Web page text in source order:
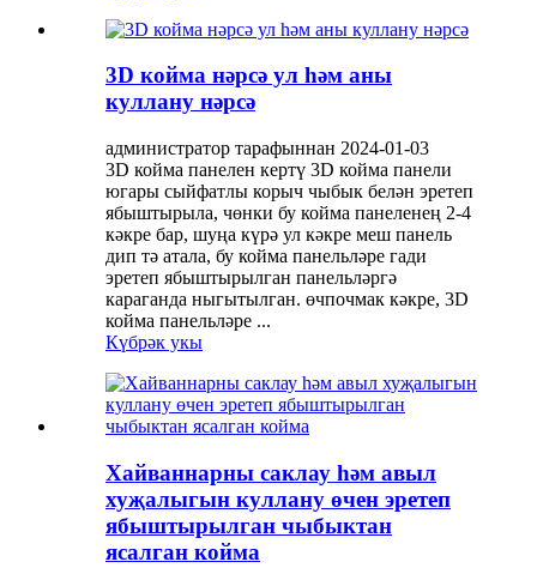
3D койма нәрсә ул һәм аны
куллану нәрсә
администратор тарафыннан 2024-01-03
3D койма панелен кертү 3D койма панели
югары сыйфатлы корыч чыбык белән эретеп
ябыштырыла, чөнки бу койма панеленең 2-4
кәкре бар, шуңа күрә ул кәкре меш панель
дип тә атала, бу койма панельләре гади
эретеп ябыштырылган панельләргә
караганда ныгытылган. өчпочмак кәкре, 3D
койма панельләре ...
Күбрәк укы
Хайваннарны саклау һәм авыл
хуҗалыгын куллану өчен эретеп
ябыштырылган чыбыктан
ясалган койма